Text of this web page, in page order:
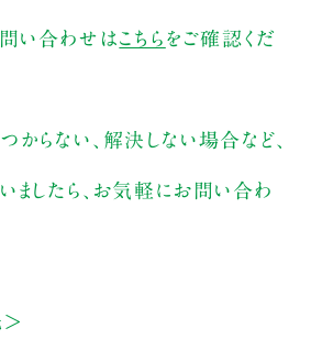
問い合わせはこちら をご確認くだ
からない、解決しない場合など、
ましたら、お気軽にお問い合わ